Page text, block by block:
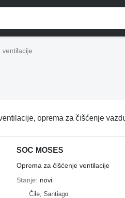
ventilacije
oprema za čišćenje
SOC MOSES
Oprema za čišćenje ventilacije
Stanje
novi
Čile, Santiago